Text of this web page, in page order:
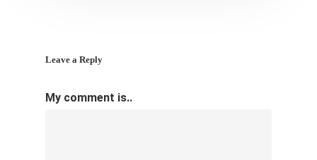
Leave a Reply
My comment is..